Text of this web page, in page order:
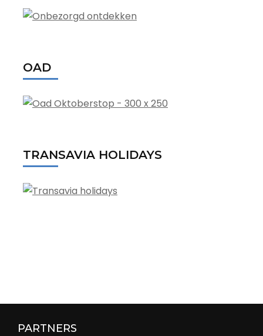
OAD
TRANSAVIA HOLIDAYS
PARTNERS